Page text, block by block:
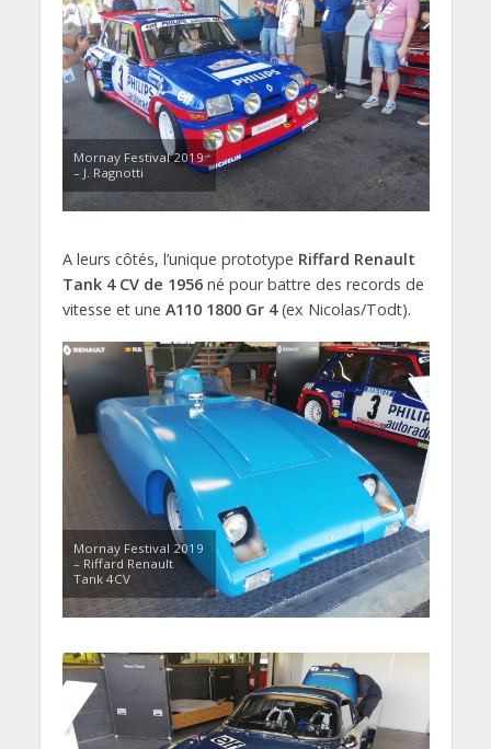
Mornay Festival 2019
– J. Ragnotti
A leurs côtés, l’unique prototype Riffard Renault
Tank 4 CV de 1956né pour battre des records de
vitesse et une A110 1800 Gr 4(ex Nicolas/Todt).
Mornay Festival 2019
– Riffard Renault
Tank 4CV